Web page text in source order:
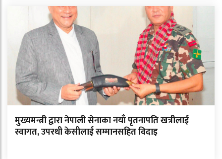
मुख्यमन्त्री द्वारा नेपाली सेनाका नयाँ पृतनापति खत्रीलाई
स्वागत, उपरथी केसीलाई सम्मानसहित विदाइ